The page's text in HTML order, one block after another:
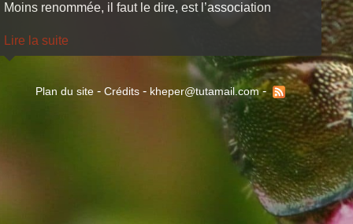
Moins renommée, il faut le dire, est l’association
familier aux égyptiens de l’antiquité. En égyptien
hiéroglyphique, kheper -scarabée- est un verbe qui
signifie “advenir, se réaliser, se produire”.
Kheper ... quel meilleur nom pour une association dont
la raison d’être est de réaliser, produire et promouvoir
La structure est née de quatre personnes, dont notre
vénérable président aujourd’hui décédé, qui
regrettaient que bon nombre de films, issus notamment
de productions indépendantes, donc presque invisibles
au grand comme au petit écran, ne soient visionnées
Lire la suite
Plan du site - Crédits - kheper@tutamail.com-